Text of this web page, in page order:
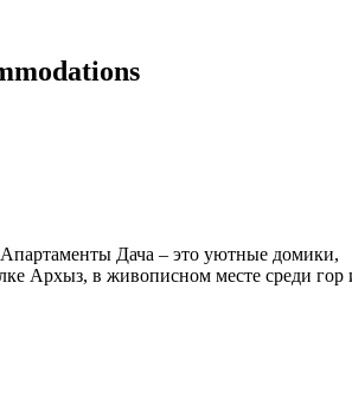
Дача – это уютные домики,
Архыз, в живописном месте среди гор